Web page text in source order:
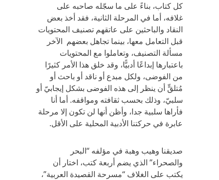
كل كتاب، بناءً على ما سجّله صاحبه على
غلافه، أما في المرحلة الثانية، فقد أخذ بعض
النقاد والباحثين على عاتقهم تصنيف المحتويات
قبل التعامل معها، بينما تجاهل بعضهم الآخر
مسألة التصنيف، وتعاملوا مع المحتويات
باعتبارها إبداعًا أدبيًّا، وقد خلق هذا الأمر كثيرًا
من الفوضى، ولكل مبدع أو ناقد أو باحث أو
مُتلقٍّ أن ينظر إلى هذه الفوضى بشكل إيجابيّ أو
سلبيّ، وذلك بحسب ثقافته ومواقفه. أما أنا
فأراها سلبية جدا، وأظن أنها لن تكون إلا مرحلة
عابرة في حركتنا الأدبية المحلية على الأقل.
صديقنا وهيب وهبة في مؤلفه “البحر
والصحراء” الذي يضم أربعة كتب، اختار أن
يكتب على الغلاف “مسرحة القصيدة العربية”،